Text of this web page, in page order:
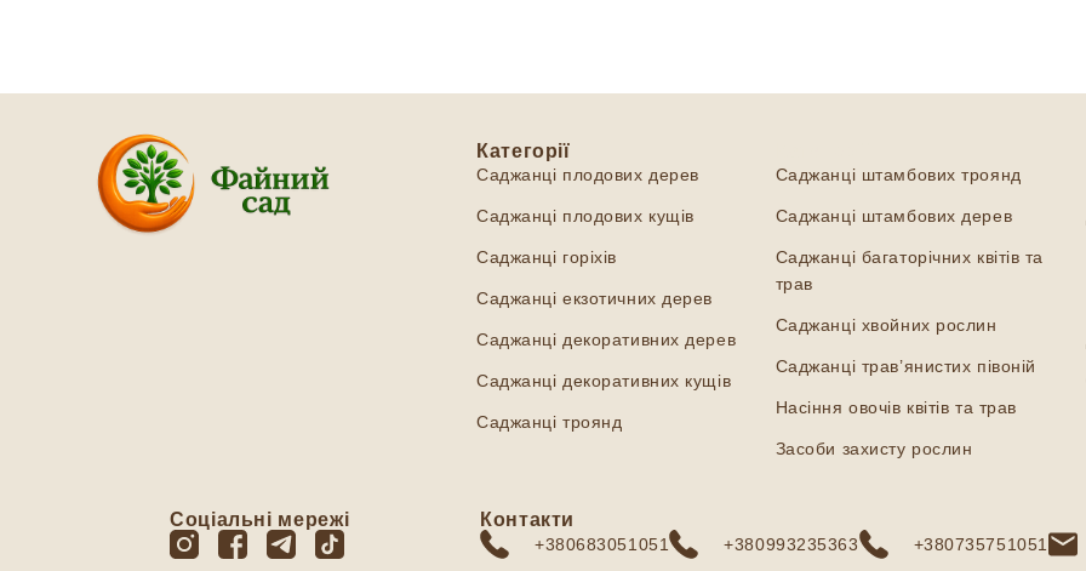
Категорії
Саджанці плодових дерев
Саджанці плодових кущів
Саджанці горіхів
Саджанці екзотичних дерев
Саджанці декоративних дерев
Саджанці декоративних кущів
Саджанці троянд
Саджанці штамбових троянд
Саджанці штамбових дерев
Саджанці багаторічних квітів та
трав
Саджанці хвойних рослин
Саджанці трав’янистих півоній
Насіння овочів квітів та трав
Засоби захисту рослин
Соціальні мережі Контакти
+380683051051 +380993235363 +380735751051